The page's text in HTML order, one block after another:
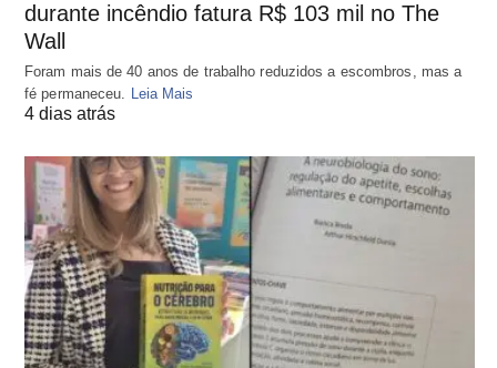
durante incêndio fatura R$ 103 mil no The
Wall
Foram mais de 40 anos de trabalho reduzidos a escombros, mas a
fé permaneceu. Leia Mais
4 dias atrás